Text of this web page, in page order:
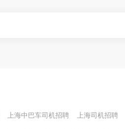
上海中巴车司机招聘 上海司机招聘